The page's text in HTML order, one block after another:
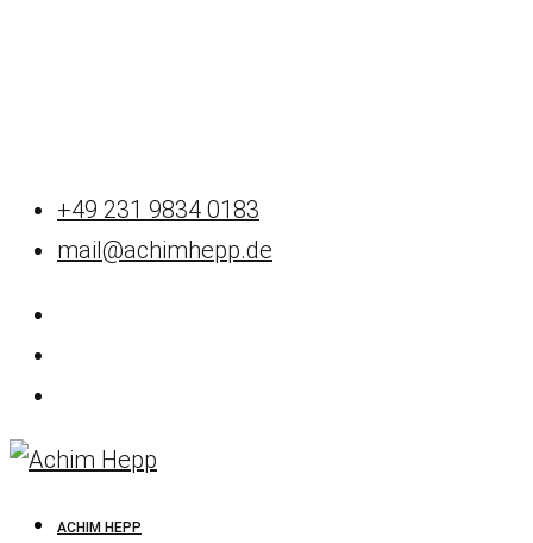
+49 231 9834 0183
mail@achimhepp.de
ACHIM HEPP